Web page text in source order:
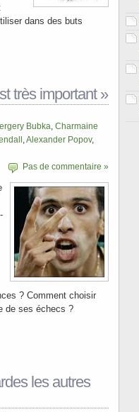
dans des buts
très important »
Bubka, Charmaine
,Alexander Popov,
Pas de commentaire »
? Comment choisir
de ses échecs ?
les autres